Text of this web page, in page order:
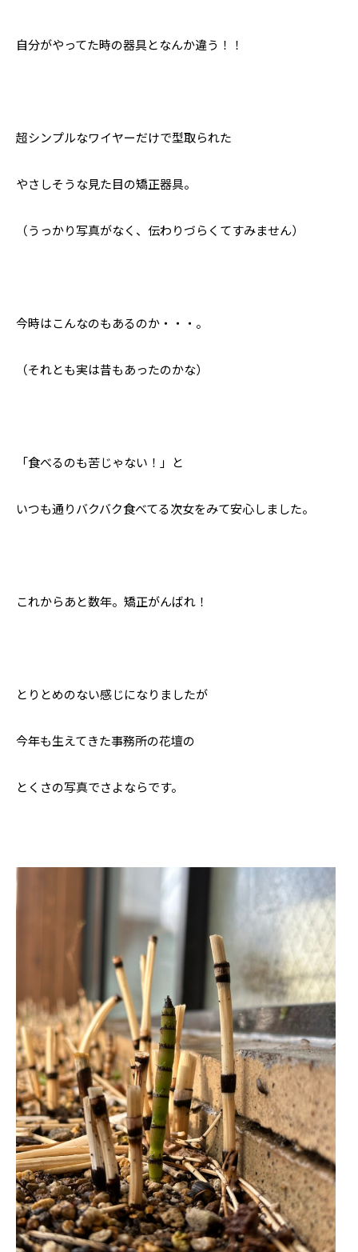
自分がやってた時の器具となんか違う！！
超シンプルなワイヤーだけで型取られた
やさしそうな見た目の矯正器具。
（うっかり写真がなく、伝わりづらくてすみません）
今時はこんなのもあるのか・・・。
（それとも実は昔もあったのかな）
「食べるのも苦じゃない！」と
いつも通りバクバク食べてる次女をみて安心しました。
これからあと数年。矯正がんばれ！
とりとめのない感じになりましたが
今年も生えてきた事務所の花壇の
とくさの写真でさよならです。